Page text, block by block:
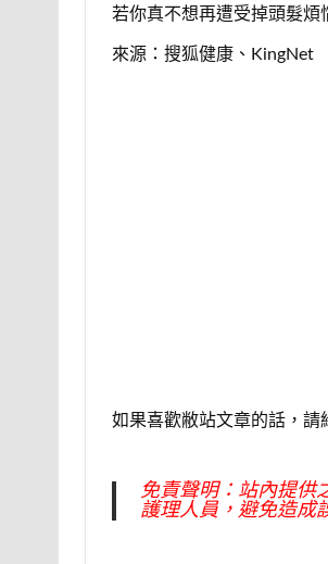
若你真不想再遭受掉頭髮煩
來源：搜狐健康、KingNet
如果喜歡敝站文章的話，請
免責聲明：站內提供
護理人員，避免造成